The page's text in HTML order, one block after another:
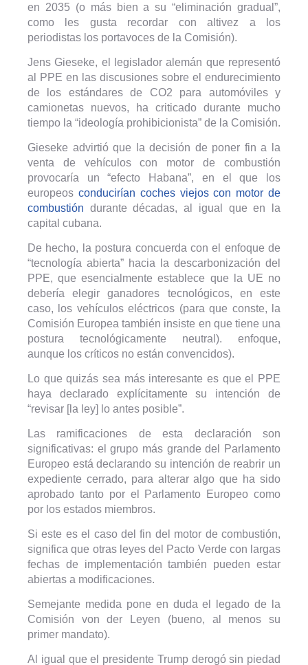
en 2035 (o más bien a su “eliminación gradual”,
como les gusta recordar con altivez a los
periodistas los portavoces de la Comisión).
Jens Gieseke, el legislador alemán que representó
al PPE en las discusiones sobre el endurecimiento
de los estándares de CO2 para automóviles y
camionetas nuevos, ha criticado durante mucho
tiempo la “ideología prohibicionista” de la Comisión.
Gieseke advirtió que la decisión de poner fin a la
venta de vehículos con motor de combustión
provocaría un “efecto Habana”, en el que los
europeos conducirían coches viejos con motor de
combustión durante décadas, al igual que en la
capital cubana.
De hecho, la postura concuerda con el enfoque de
“tecnología abierta” hacia la descarbonización del
PPE, que esencialmente establece que la UE no
debería elegir ganadores tecnológicos, en este
caso, los vehículos eléctricos (para que conste, la
Comisión Europea también insiste en que tiene una
postura tecnológicamente neutral). enfoque,
aunque los críticos no están convencidos).
Lo que quizás sea más interesante es que el PPE
haya declarado explícitamente su intención de
“revisar [la ley] lo antes posible”.
Las ramificaciones de esta declaración son
significativas: el grupo más grande del Parlamento
Europeo está declarando su intención de reabrir un
expediente cerrado, para alterar algo que ha sido
aprobado tanto por el Parlamento Europeo como
por los estados miembros.
Si este es el caso del fin del motor de combustión,
significa que otras leyes del Pacto Verde con largas
fechas de implementación también pueden estar
abiertas a modificaciones.
Semejante medida pone en duda el legado de la
Comisión von der Leyen (bueno, al menos su
primer mandato).
Al igual que el presidente Trump derogó sin piedad